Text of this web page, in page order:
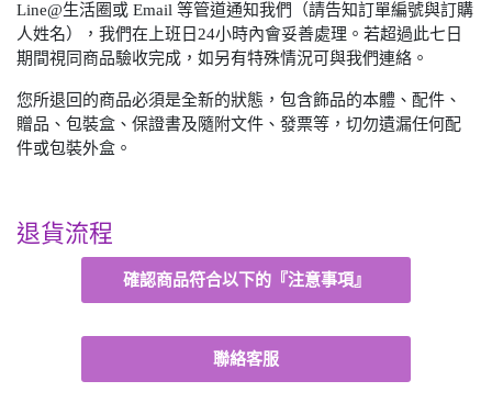
Line@生活圈或 Email 等管道通知我們（請告知訂單編號與訂購
人姓名），我們在上班日24小時內會妥善處理。若超過此七日
期間視同商品驗收完成，如另有特殊情況可與我們連絡。
您所退回的商品必須是全新的狀態，包含飾品的本體、配件、
贈品、包裝盒、保證書及隨附文件、發票等，切勿遺漏任何配
件或包裝外盒。
退貨流程
確認商品符合以下的『注意事項』
聯絡客服